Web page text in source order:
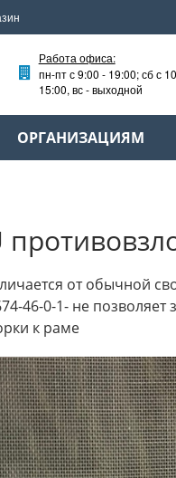
Работа офиса:
пн-пт с 9:00 - 19:00; сб с
15:00, вс - выходной
ОРГАНИЗАЦИЯМ
от обычной
46-0-1- не
к раме